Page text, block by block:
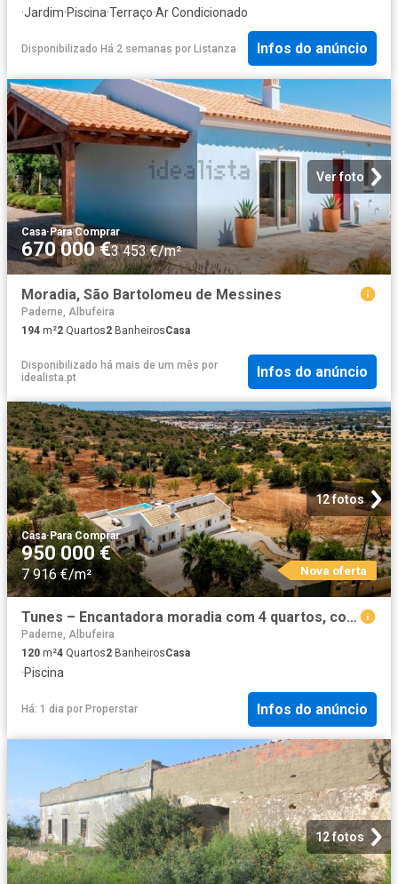
·Jardim·Piscina·Terraço·Ar Condicionado
Disponibilizado Há 2 semanas por Listanza Infos do anúncio
Ver foto
Casa·Para Comprar
670 000 €3 453 €/m²
Moradia, São Bartolomeu de Messines
Paderne, Albufeira
194 m²2 Quartos2 BanheirosCasa
Disponibilizado há mais de um mês por
idealista.pt
Infos do anúncio
12 fotos
Casa·Para Comprar
950 000 €
7 916 €/m² Nova oferta
Tunes – Encantadora moradia com 4 quartos, com piscina infinita e privacidade
Paderne, Albufeira
120 m²4 Quartos2 BanheirosCasa
·Piscina
Há: 1 dia por Properstar Infos do anúncio
12 fotos